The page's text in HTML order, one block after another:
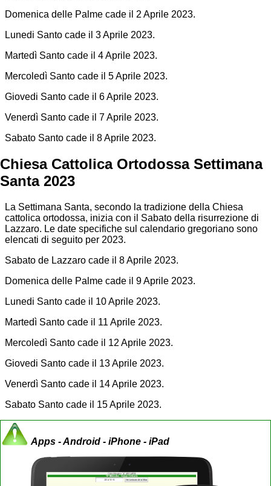
Domenica delle Palme cade il 2 Aprile 2023.
Lunedi Santo cade il 3 Aprile 2023.
Martedì Santo cade il 4 Aprile 2023.
Mercoledì Santo cade il 5 Aprile 2023.
Giovedi Santo cade il 6 Aprile 2023.
Venerdì Santo cade il 7 Aprile 2023.
Sabato Santo cade il 8 Aprile 2023.
Chiesa Cattolica Ortodossa Settimana
Santa 2023
La Settimana Santa, secondo la tradizione della Chiesa
cattolica ortodossa, inizia con il Sabato della risurrezione di
Lazzaro. Le date specifiche sul calendario gregoriano sono
elencati di seguito per 2023.
Sabato de Lazzaro cade il 8 Aprile 2023.
Domenica delle Palme cade il 9 Aprile 2023.
Lunedi Santo cade il 10 Aprile 2023.
Martedì Santo cade il 11 Aprile 2023.
Mercoledì Santo cade il 12 Aprile 2023.
Giovedi Santo cade il 13 Aprile 2023.
Venerdì Santo cade il 14 Aprile 2023.
Sabato Santo cade il 15 Aprile 2023.
Apps - Android - iPhone - iPad